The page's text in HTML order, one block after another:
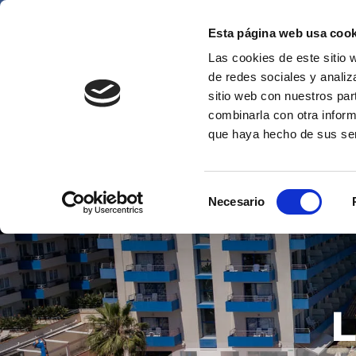
Esta página web usa
Las cookies de este sitio
de redes sociales y
sitio web con nuestros
combinarla con otra
que haya hecho de sus
Necesario